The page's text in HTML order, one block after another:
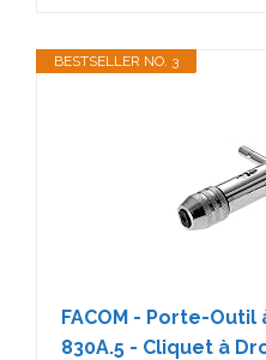
BESTSELLER NO. 3
FACOM - Porte-
830A.5 - Cliquet à